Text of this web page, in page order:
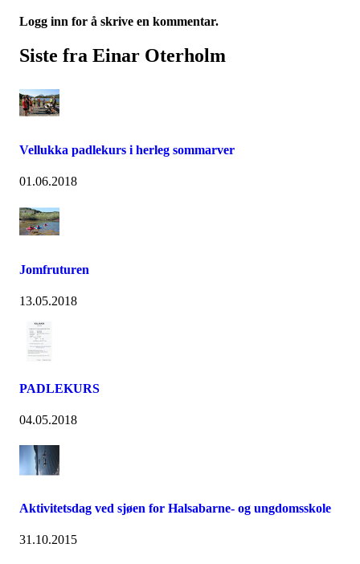
Logg inn for å skrive en kommentar.
Siste fra Einar Oterholm
Vellukka padlekurs i herleg sommarver
01.06.2018
Jomfruturen
13.05.2018
PADLEKURS
04.05.2018
Aktivitetsdag ved sjøen for Halsabarne- og ungdomsskole
31.10.2015